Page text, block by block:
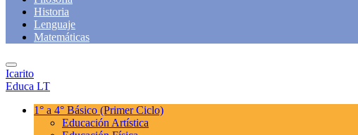
Historia
Lenguaje
Matemáticas
Icarito
Educa LT
1° a 4° Básico (Primer Ciclo)
Educación Artística